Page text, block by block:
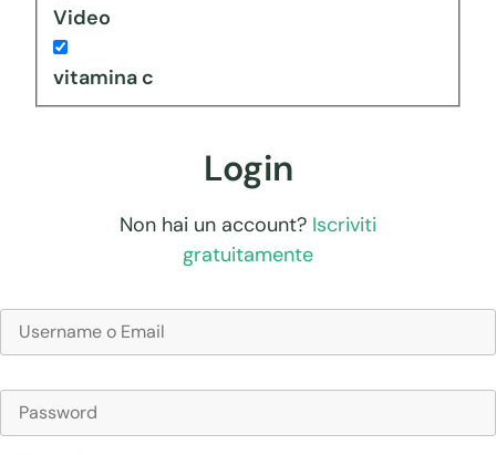
Video
vitamina c
Login
Non hai un account? Iscriviti
gratuitamente